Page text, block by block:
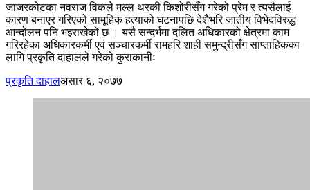
जाजरकोटका नवराज विकले मल्ल थरकी किशोरीसँग गरेको प्रेम र त्यसैलाई
कारण बनाएर गरिएको सामूहिक हत्याको घटनापछि देशैभरि जातीय विभेदविरुद्ध
आन्दोलन पनि भइराखेको छ । यसै सन्दर्भमा दलित अधिकारको क्षेत्रमा काम
गरिरहेका अधिकारकर्मी एवं सञ्चारकर्मी रामहरि शाही समुन्द्रीसँग साप्ताहिकका
लागि प्रकृति दाहालले गरेको कुराकानीः
प्रकृति दाहालअसार ६, २०७७